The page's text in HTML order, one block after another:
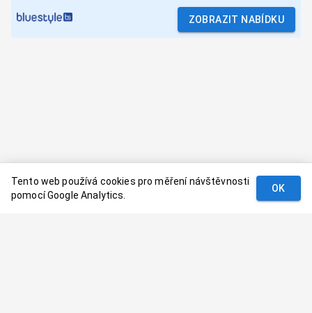
ZOBRAZIT NABÍDKU
Tento web používá cookies pro měření návštěvnosti
pomocí Google Analytics.
OK